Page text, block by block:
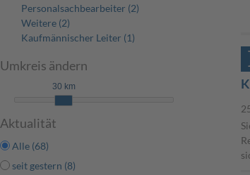
Personalsachbearbeiter (2)
Weitere (2)
Kaufmännischer Leiter (1)
Umkreis ändern
30 km
Aktualität
Alle (68)
seit gestern (8)